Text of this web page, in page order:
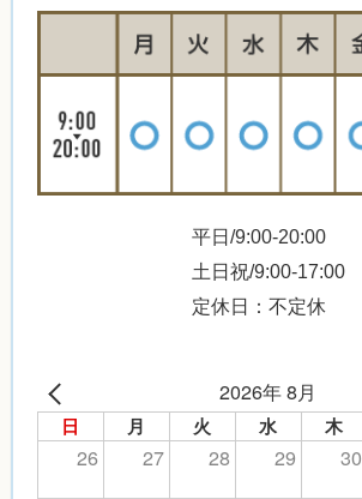
平日/9:00-20:00
土日祝/9:00-17:00
定休日：不定休
2026年 8月
日 月 火 水 木
26 27 28 29 30